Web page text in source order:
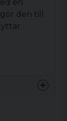
en
den till